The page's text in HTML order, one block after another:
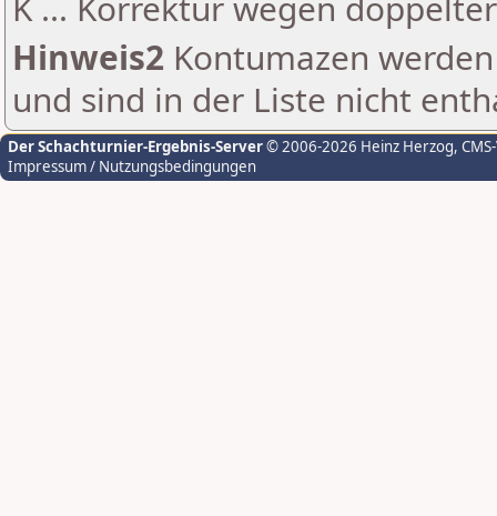
Hinweis2 Kontumazen
und sind in der Liste nicht
Der Schachturnier-Ergebnis-Server© 2006-2026 Heinz Herzog,
Impressum / Nutzungsbedingungen